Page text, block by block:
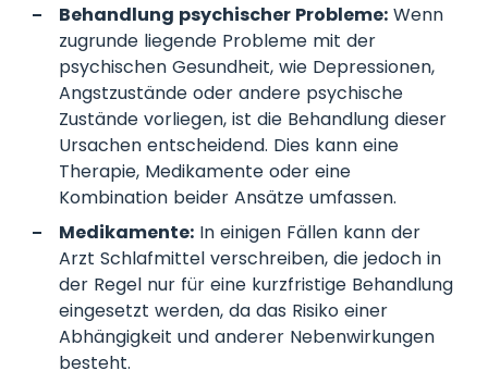
Behandlung psychischer Probleme: Wenn
zugrunde liegende Probleme mit der
psychischen Gesundheit, wie Depressionen,
Angstzustände oder andere psychische
Zustände vorliegen, ist die Behandlung dieser
Ursachen entscheidend. Dies kann eine
Therapie, Medikamente oder eine
Kombination beider Ansätze umfassen.
Medikamente: In einigen Fällen kann der
Arzt Schlafmittel verschreiben, die jedoch in
der Regel nur für eine kurzfristige Behandlung
eingesetzt werden, da das Risiko einer
Abhängigkeit und anderer Nebenwirkungen
besteht.